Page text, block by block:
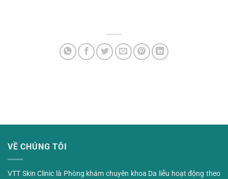
VỀ CHÚNG TÔI
VTT Skin Clinic là Phòng khám chuyên khoa Da liễu hoạt động theo